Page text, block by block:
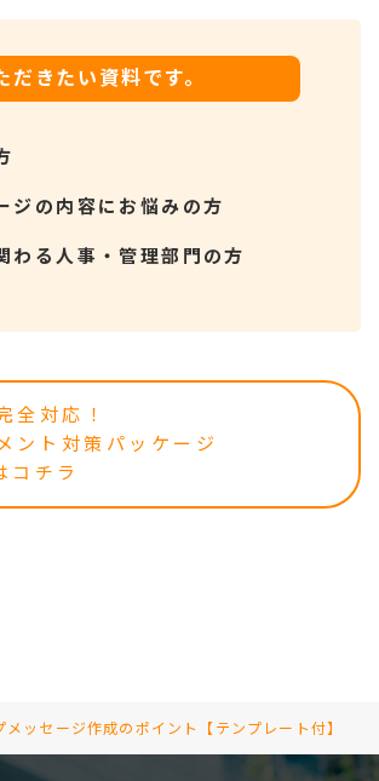
きたい資料です。
ジの内容にお悩みの方
わる人事・管理部門の方
全対応！
ント対策パッケージ
コチラ
ッセージ作成のポイント【テンプレート付】